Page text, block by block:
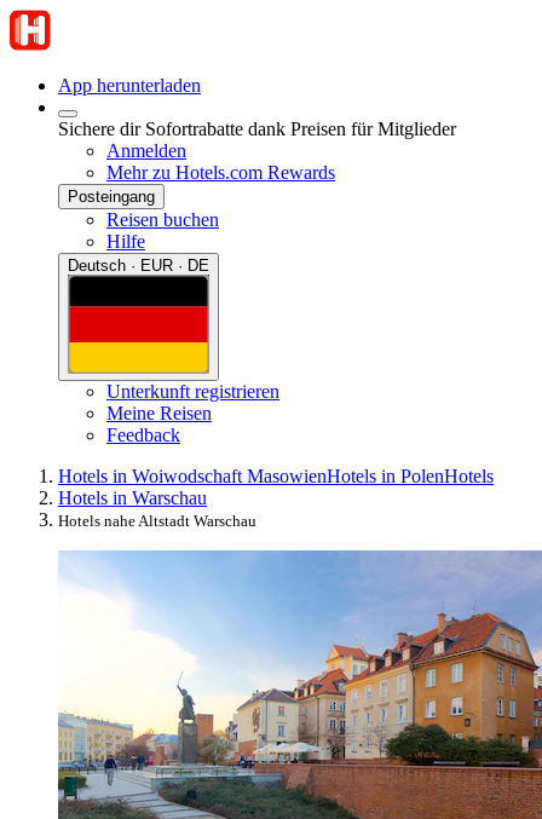
App herunterladen
Sichere dir Sofortrabatte dank Preisen für Mitglieder
Anmelden
Mehr zu Hotels.com Rewards
Posteingang
Reisen buchen
Hilfe
Deutsch · EUR · DE
Unterkunft registrieren
Meine Reisen
Feedback
Hotels in Woiwodschaft MasowienHotels in PolenHotels
Hotels in Warschau
Hotels nahe Altstadt Warschau